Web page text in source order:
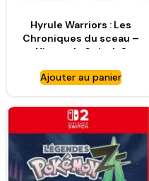
Hyrule Warriors : Les
Chroniques du sceau –
Nintendo Switch 2
Ajouter au panier